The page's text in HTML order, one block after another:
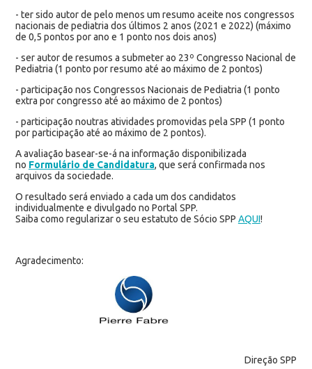
- ter sido autor de pelo menos um resumo aceite nos congressos
nacionais de pediatria dos últimos 2 anos (2021 e 2022) (máximo
de 0,5 pontos por ano e 1 ponto nos dois anos)
- ser autor de resumos a submeter ao 23º Congresso Nacional de
Pediatria (1 ponto por resumo até ao máximo de 2 pontos)
- participação nos Congressos Nacionais de Pediatria (1 ponto
extra por congresso até ao máximo de 2 pontos)
- participação noutras atividades promovidas pela SPP (1 ponto
por participação até ao máximo de 2 pontos).
A avaliação basear-se-á na informação disponibilizada
no Formulário de Candidatura, que será confirmada nos
arquivos da sociedade.
O resultado será enviado a cada um dos candidatos
individualmente e divulgado no Portal SPP.
Saiba como regularizar o seu estatuto de Sócio SPP AQUI!
Agradecimento:
Direção SPP